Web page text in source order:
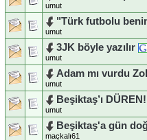
umut
"Türk futbolu
umut
3JK böyle yazılır
umut
Adam mı vurdu
umut
Beşiktaş’ı DÜREN!
umut
Beşiktaş'a gün
maçkalı61